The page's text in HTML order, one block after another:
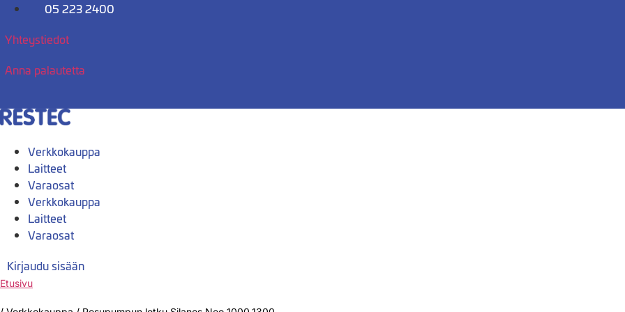
Mene
05 223 2400
Yhteystiedot
Anna palautetta
Verkkokauppa
Laitteet
Varaosat
Verkkokauppa
Laitteet
Varaosat
Kirjaudu sisään
Etusivu